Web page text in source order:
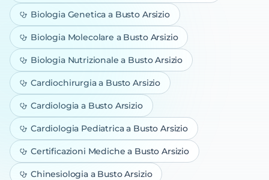
Biologia Genetica a Busto Arsizio
Biologia Molecolare a Busto Arsizio
Biologia Nutrizionale a Busto Arsizio
Cardiochirurgiaa Busto Arsizio
Cardiologia a Busto Arsizio
Cardiologia Pediatricaa Busto Arsizio
Certificazioni Mediche a Busto Arsizio
Chinesiologiaa Busto Arsizio